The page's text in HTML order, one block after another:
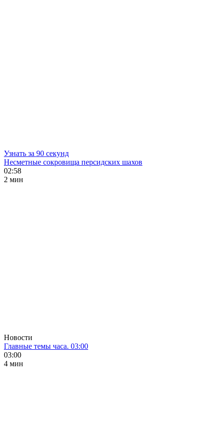
Узнать за 90 секунд
Несметные сокровища персидских шахов
02:58
2 мин
Новости
Главные темы часа. 03:00
03:00
4 мин